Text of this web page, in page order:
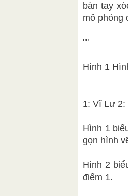
bàn tay
mô phỏng
""
Hình 1
1: Vĩ Lư 2:
Hình 1
gọn hình
Hình 2
điểm 1.